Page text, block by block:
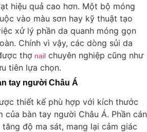
hiệu quả cao hơn. Một bộ móng
vào màu sơn hay kỹ thuật tạo
xử lý phần da quanh móng gọn
Chính vì vậy, các dòng sủi da
thợ nail chuyên nghiệp cũng như
tiên lựa chọn.
tay người Châu Á
thiết kế phù hợp với kích thước
của bàn tay người Châu Á. Phần cán
độ ma sát, mang lại cảm giác